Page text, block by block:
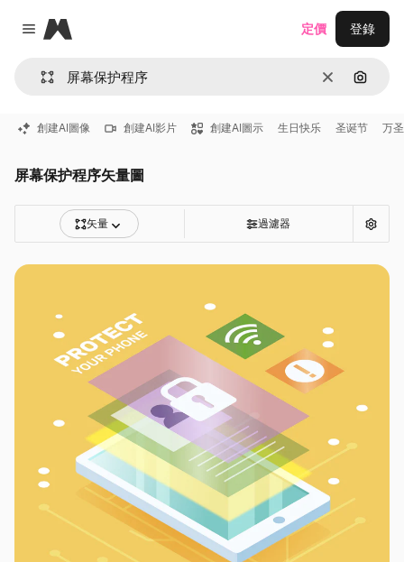
Close menu
Magnific
清除 通過圖
定價 登錄
創建AI圖像 創建AI影片 創建AI圖示 生日快乐 圣诞节 万
屏幕保护程序矢量圖
矢量 過濾器